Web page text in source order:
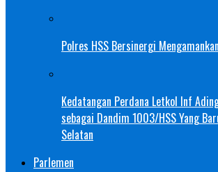
Polres HSS Bersinergi
Kedatangan Perdana Letkol Inf
sebagai Dandim 1003/HSS Yang
Selatan
Parlemen